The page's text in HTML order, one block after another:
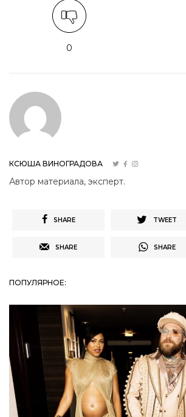
0
КСЮША ВИНОГРАДОВА
Автор материала, эксперт.
SHARE TWEET
SHARE SHARE
ПОПУЛЯРНОЕ: